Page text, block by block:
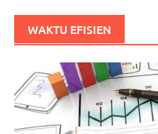
WAKTU EFISIEN